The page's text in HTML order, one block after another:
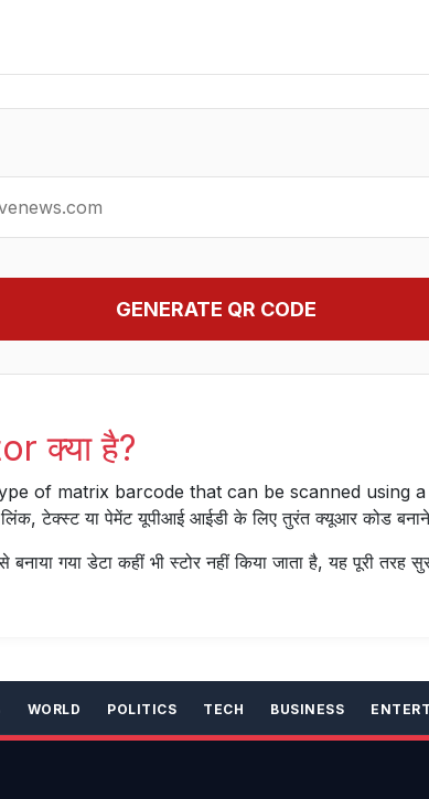
GENERATE QR CODE
क्या है?
of matrix barcode that can be scanned using
टेक्स्ट या पेमेंट यूपीआई आईडी के लिए तुरंत क्यूआर कोड बनाने
गया डेटा कहीं भी स्टोर नहीं किया जाता है, यह पूरी तरह
WORLD POLITICS TECH BUSINESS